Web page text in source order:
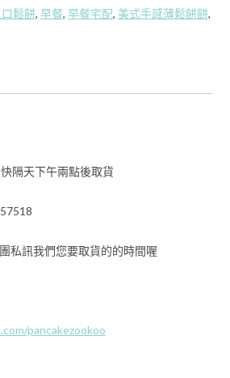
口鬆餅, 早餐, 早餐宅配, 美式手感薄鬆餅餅,
隔天下午兩點後取貨
私訊我們您要取貨的的時間喔
pancakezookoo